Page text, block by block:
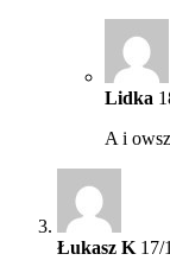
Lidka
A i
Łukasz K 17/